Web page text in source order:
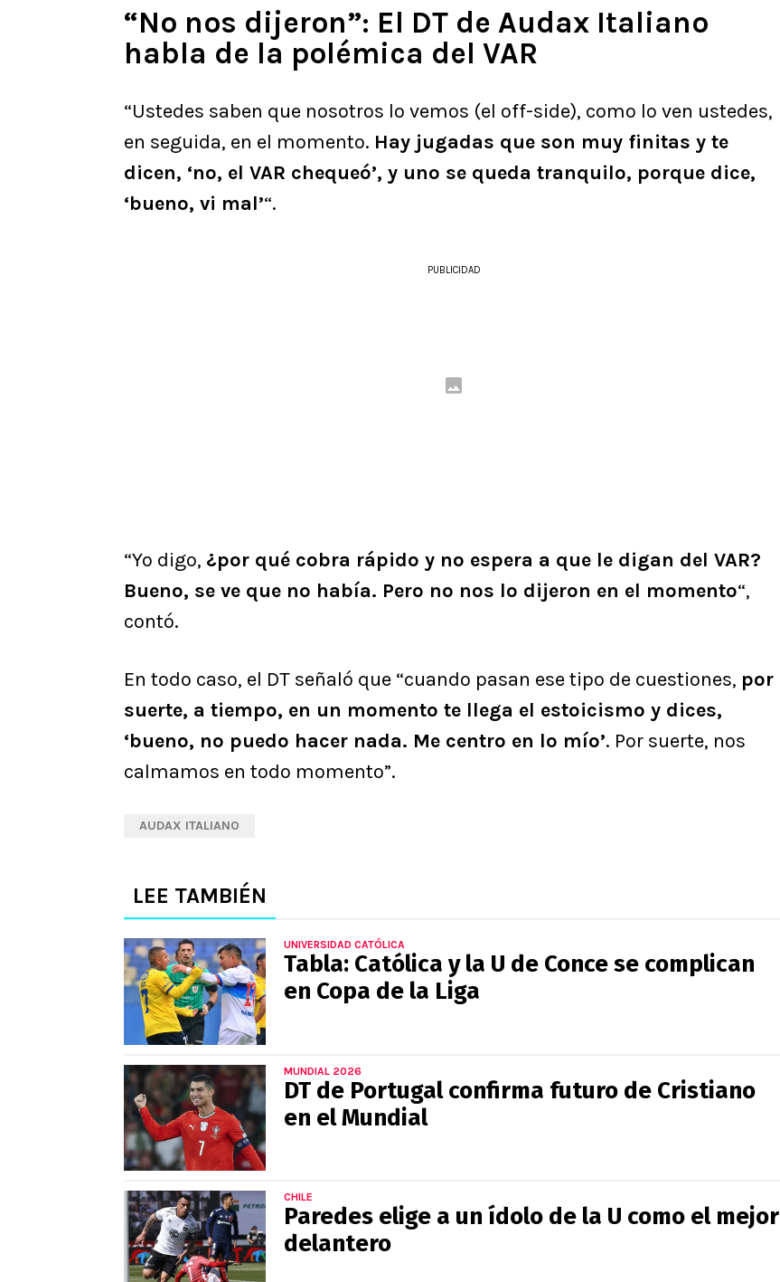
“No nos dijeron”: El DT de Audax Italiano
habla de la polémica del VAR
“Ustedes saben que nosotros lo vemos (el off-side), como lo ven ustedes,
en seguida, en el momento. Hay jugadas que son muy finitas y te
dicen, ‘no, el VAR chequeó’, y uno se queda tranquilo, porque dice,
‘bueno, vi mal’“.
PUBLICIDAD
“Yo digo, ¿por qué cobra rápido y no espera a que le digan del VAR?
Bueno, se ve que no había. Pero no nos lo dijeron en el momento“,
contó.
En todo caso, el DT señaló que “cuando pasan ese tipo de cuestiones, por
suerte, a tiempo, en un momento te llega el estoicismo y dices,
‘bueno, no puedo hacer nada. Me centro en lo mío’. Por suerte, nos
calmamos en todo momento”.
AUDAX ITALIANO
LEE TAMBIÉN
UNIVERSIDAD CATÓLICA
Tabla: Católica y la U de Conce se complican
en Copa de la Liga
MUNDIAL 2026
DT de Portugal confirma futuro de Cristiano
en el Mundial
CHILE
Paredes elige a un ídolo de la U como el mejor
delantero